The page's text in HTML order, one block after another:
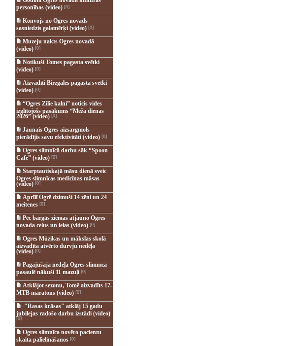
personības (video)[0]
Konvojs no Ogres novads
sasniedzis galamērķi (video)[0]
Muzeju nakts Ogres novadā
(video)[0]
Notikuši Tomes pagasta svētki
(video)[0]
Aizvadīti Birzgales pagasta svētki
(video)[0]
“Ogres Zilie kalni” noticis vides
izglītojošs pasākums “Meža dienas
2026” (video)[0]
Jaunais Ogres aizsargmols
pierādījis savu efektivitāti (video)[0]
Ogres slimnīcā darbu sāk “Spoon
Cafe” (video)[0]
Starptautiskajā māsu dienā sveic
Ogres slimnīcas medicīnas māsas
(video)[0]
Aprīlī Ogrē dzimuši 14 zēni un 24
meitenes [0]
Pēc bargās ziemas atjauno Ogres
novada ceļus un ielas (video)[0]
Ogres Mūzikas un mākslas skolā
aizvadīta atvērto durvju nedēļa
(video)[0]
Pagājušajā nedēļā Ogres slimnīcā
pasaulē nākuši 11 mazuļi[0]
Atklājot sezonu, Tomē aizvadīts 17.
MTB maratons (video)[0]
"Rasas krāsas" atklāj 15 gadu
jubilejas radošo darbu izstādi (video)
[0]
Ogres slimnīca novēro pacientu
skaita palielināšanos [0]